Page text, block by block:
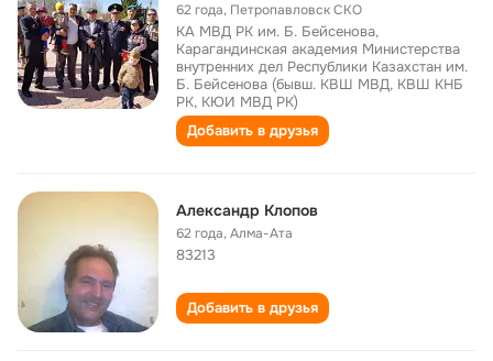
62 года, Петропавловск СКО
КА МВД РК им. Б. Бейсенова,
Карагандинская академия Министерства
внутренних дел Республики Казахстан им.
Б. Бейсенова (бывш. КВШ МВД, КВШ КНБ
РК, КЮИ МВД РК)
Добавить в друзья
Александр Клопов
62 года,Алма-Ата
83213
Добавить в друзья